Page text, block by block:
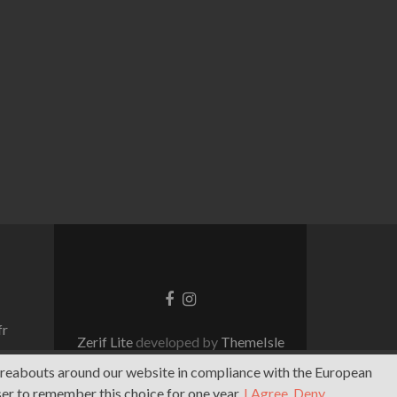
LienLien
Zerif Lite developed by ThemeIsle
around our website in compliance with the European
to remember this choice for one year. I Agree, Deny